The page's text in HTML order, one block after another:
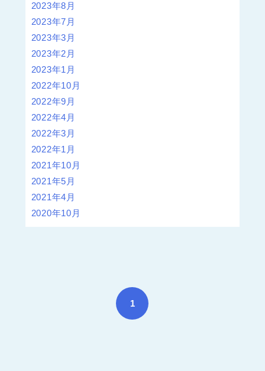
2023年8月
2023年7月
2023年3月
2023年2月
2023年1月
2022年10月
2022年9月
2022年4月
2022年3月
2022年1月
2021年10月
2021年5月
2021年4月
2020年10月
1